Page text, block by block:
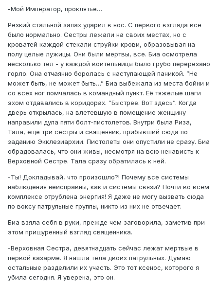
-Мой Император, проклятье…
Резкий стальной запах ударил в нос. С первого взгляда все
было нормально. Сестры лежали на своих местах, но с
кроватей каждой стекали струйки крови, образовывая на
полу целые лужицы. Они были мертвы, все. Биа осмотрела
несколько тел - у каждой воительницы было грубо перерезано
горло. Она отчаянно боролась с наступающей паникой. ”Не
может быть, не может быть…” Биа выбежала из места бойни и
со всех ног помчалась в командный пункт. Её тяжелые шаги
эхом отдавались в коридорах. ”Быстрее. Вот здесь”. Когда
дверь открылась, на влетевшую в помещение женщину
направили дула пяти болт-пистолетов. Внутри была Риза,
Тала, еще три сестры и священник, прибывший сюда по
заданию Экклезиархии. Пистолеты они опустили не сразу. Биа
обрадовалась, что они живы, несмотря на всю ненависть к
Верховной Сестре. Тала сразу обратилась к ней.
-Ты! Докладывай, что произошло?! Почему все системы
наблюдения неисправны, как и системы связи? Почти во всем
комплексе отрублена энергия! Я даже не могу вызвать сюда
по воксу патрульные группы, никто из них не отвечает.
Биа взяла себя в руки, прежде чем заговорила, заметив при
этом прищуренный взгляд священника.
-Верховная Сестра, девятнадцать сейчас лежат мертвые в
первой казарме. Я нашла тела двоих патрульных. Думаю
остальные разделили их участь. Это тот ксенос, которого я
убила сегодня. Я уверена, это он.